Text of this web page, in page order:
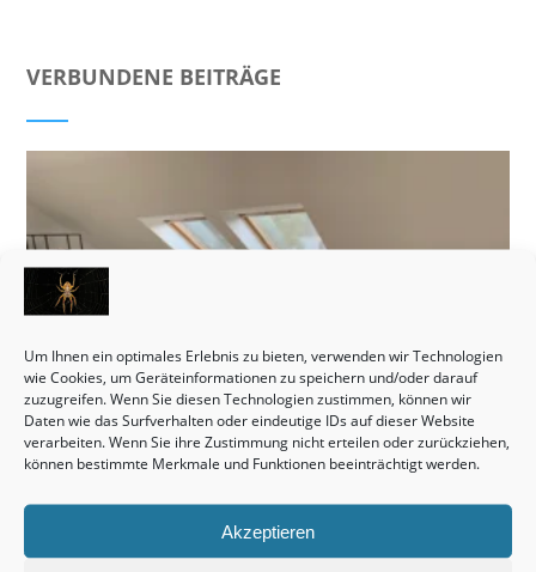
Um Ihnen ein optimales Erlebnis zu bieten, verwenden wir Technologien
wie Cookies, um Geräteinformationen zu speichern und/oder darauf
zuzugreifen. Wenn Sie diesen Technologien zustimmen, können wir
Daten wie das Surfverhalten oder eindeutige IDs auf dieser Website
verarbeiten. Wenn Sie ihre Zustimmung nicht erteilen oder zurückziehen,
können bestimmte Merkmale und Funktionen beeinträchtigt werden.
Akzeptieren
VERBUNDENE BEITRÄGE
Monteurzimmer Hannover: Schnell die passende Unterkunft
finden.